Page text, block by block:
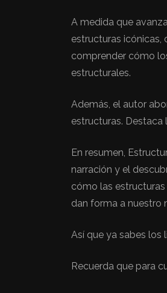
A medida que
estructuras icónicas,
comprender cómo
estructurales.
Además, el autor
estructuras.
En resumen,
narración y el
cómo las
dan forma a nuestro
Así que ya sabes los
Recuerda que para